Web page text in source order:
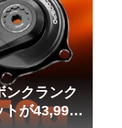
ンクランク
トが43,999